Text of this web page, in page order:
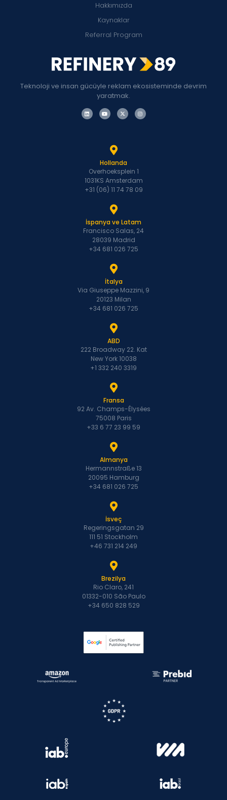
Teknoloji ve insan gücüyle reklam ekosisteminde devrim
yaratmak.
Hakkımızda
Kaynaklar
Referral Program
Hollanda
Overhoeksplein 1
1031KS Amsterdam
+31 (06) 11 74 78 09
İspanya ve Latam
Francisco Salas, 24
28039 Madrid
+34 681 026 725
İtalya
Via Giuseppe Mazzini, 9
20123 Milan
+34 681 026 725
ABD
222 Broadway 22. Kat
New York 10038
+1 332 240 3319
Fransa
92 Av. Champs-Élysées
75008 Paris
+33 6 77 23 99 59
Almanya
Hermannstraße 13
20095 Hamburg
+34 681 026 725
İsveç
Regeringsgatan 29
111 51 Stockholm
+46 731 214 249
Brezilya
Rio Claro, 241
01332-010 São Paulo
+34 650 828 529